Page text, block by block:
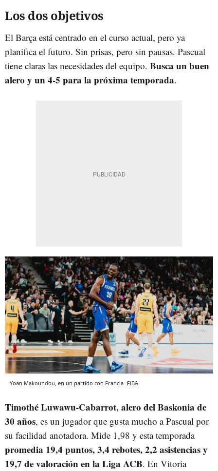
Los dos objetivos
El Barça está centrado en el curso actual, pero ya
planifica el futuro. Sin prisas, pero sin pausas. Pascual
tiene claras las necesidades del equipo. Busca un buen
alero y un 4-5 para la próxima temporada.
Yoan Makoundou, en un partido con Francia FIBA
Timothé Luwawu-Cabarrot, alero del Baskonia de
30 años, es un jugador que gusta mucho a Pascual por
su facilidad anotadora. Mide 1,98 y esta temporada
promedia 19,4 puntos, 3,4 rebotes, 2,2 asistencias y
19,7 de valoración en la Liga ACB. En Vitoria